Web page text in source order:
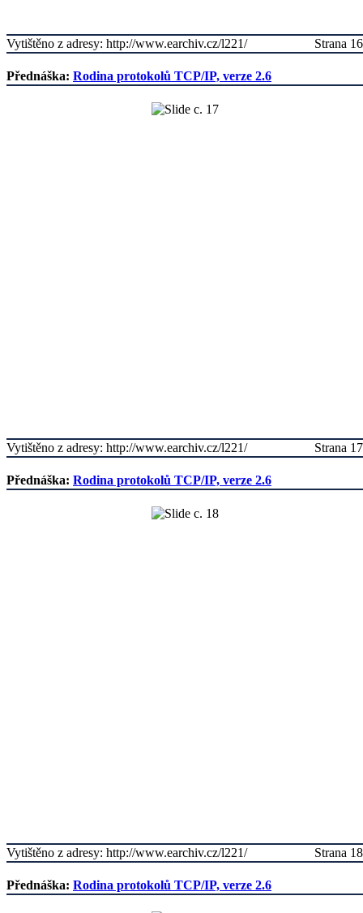
Strana 16
Vytištěno z adresy: http://www.earchiv.cz/l221/
Přednáška: Rodina protokolů TCP/IP, verze 2.6
Strana 17
Vytištěno z adresy: http://www.earchiv.cz/l221/
Přednáška: Rodina protokolů TCP/IP, verze 2.6
Strana 18
Vytištěno z adresy: http://www.earchiv.cz/l221/
Přednáška: Rodina protokolů TCP/IP, verze 2.6